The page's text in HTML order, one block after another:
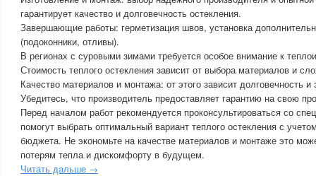
гарантирует качество и долговечность остекления.
Завершающие работы: герметизация швов, установка
(подоконники, отливы).
В регионах с суровыми зимами требуется особое внимание к
Стоимость теплого остекления зависит от выбора материалов и
Качество материалов и монтажа: от этого зависит долговечность
Убедитесь, что производитель предоставляет гарантию на свою
Перед началом работ рекомендуется проконсультироваться со
помогут выбрать оптимальный вариант теплого остекления с
бюджета. Не экономьте на качестве материалов и монтаже это
потерям тепла и дискомфорту в будущем.
Читать дальше →